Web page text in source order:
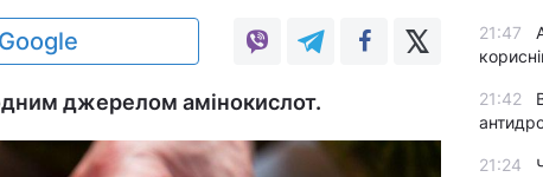
джерелом амінокислот.
21:47
21:42
21:24